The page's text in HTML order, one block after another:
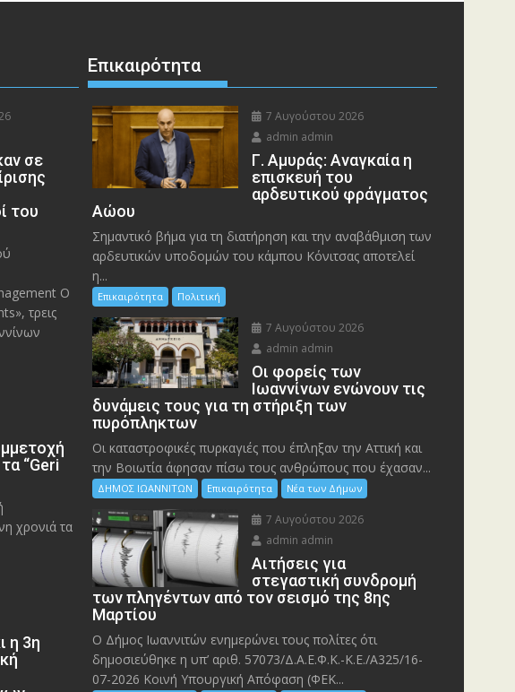
σε
του
O
τρεις
“Geri
χρονιά τα
η 3η
Επικαιρότητα
7 Αυγούστου 2026
admin admin
Γ. Αμυράς: Αναγκαία η
επισκευή του
αρδευτικού φράγματος
Αώου
Σημαντικό βήμα για τη διατήρηση και την αναβάθμιση των
αρδευτικών υποδομών του κάμπου Κόνιτσας αποτελεί
η...
Επικαιρότητα Πολιτική
7 Αυγούστου 2026
admin admin
Οι φορείς των
Ιωαννίνων ενώνουν τις
δυνάμεις τους για τη στήριξη των
πυρόπληκτων
Οι καταστροφικές πυρκαγιές που έπληξαν την Αττική και
την Bοιωτία άφησαν πίσω τους ανθρώπους που έχασαν...
ΔΗΜΟΣ ΙΩΑΝΝΙΤΩΝ Επικαιρότητα Νέα των Δήμων
7 Αυγούστου 2026
admin admin
Αιτήσεις για
στεγαστική συνδρομή
των πληγέντων από τον σεισμό της 8ης
Μαρτίου
Ο Δήμος Ιωαννιτών ενημερώνει τους πολίτες ότι
δημοσιεύθηκε η υπ’ αριθ. 57073/Δ.Α.Ε.Φ.Κ.-Κ.Ε./Α325/16-
07-2026 Κοινή Υπουργική Απόφαση (ΦΕΚ...